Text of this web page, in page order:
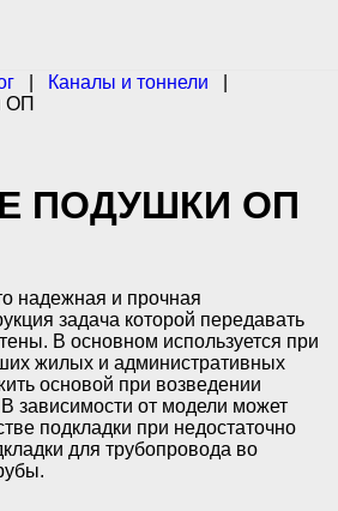
Каналы и тоннели
ОП
ПОДУШКИ ОП
надежная и прочная
задача которой передавать
В основном используется при
жилых и административных
основой при возведении
зависимости от модели может
подкладки при недостаточно
для трубопровода во